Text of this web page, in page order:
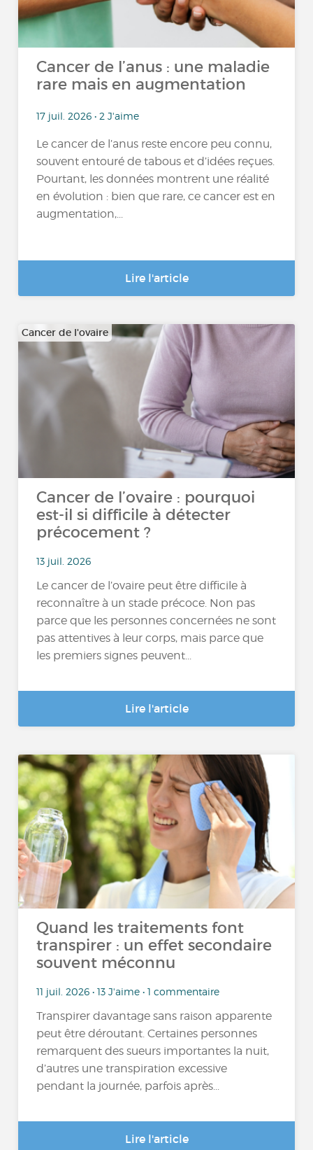
Cancer de l’anus : une maladie
rare mais en augmentation
17 juil. 2026 • 2 J'aime
Le cancer de l’anus reste encore peu connu,
souvent entouré de tabous et d’idées reçues.
Pourtant, les données montrent une réalité
en évolution : bien que rare, ce cancer est en
augmentation,...
Lire l'article
Cancer de l'ovaire
Cancer de l’ovaire : pourquoi
est-il si difficile à détecter
précocement ?
13 juil. 2026
Le cancer de l’ovaire peut être difficile à
reconnaître à un stade précoce. Non pas
parce que les personnes concernées ne sont
pas attentives à leur corps, mais parce que
les premiers signes peuvent...
Lire l'article
Quand les traitements font
transpirer : un effet secondaire
souvent méconnu
11 juil. 2026 • 13 J'aime • 1 commentaire
Transpirer davantage sans raison apparente
peut être déroutant. Certaines personnes
remarquent des sueurs importantes la nuit,
d’autres une transpiration excessive
pendant la journée, parfois après...
Lire l'article